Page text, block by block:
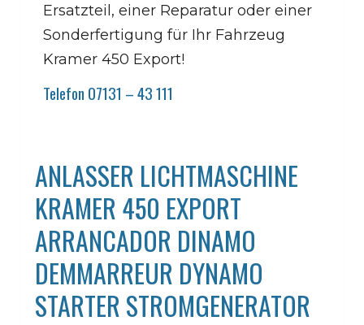
Ersatzteil, einer Reparatur oder einer
Sonderfertigung für Ihr Fahrzeug
Kramer 450 Export!
Telefon 07131 – 43 111
ANLASSER LICHTMASCHINE
KRAMER 450 EXPORT
ARRANCADOR DINAMO
DEMMARREUR DYNAMO
STARTER STROMGENERATOR